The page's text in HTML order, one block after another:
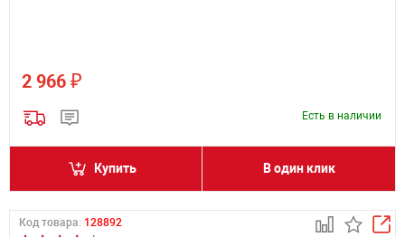
2 966 ₽
Есть в наличии
Купить В один клик
Код товара: 128892